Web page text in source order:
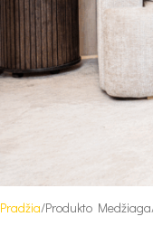
Pradžia Produkto Medžiaga